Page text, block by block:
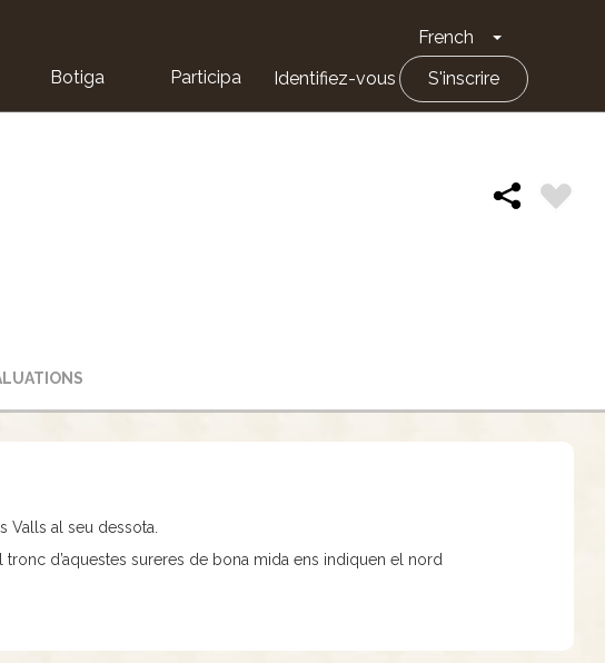
French Toggle
Botiga Participa Identifiez-vous S'inscrire
Valls al seu dessota.
tronc d’aquestes sureres de bona mida ens indiquen el nord